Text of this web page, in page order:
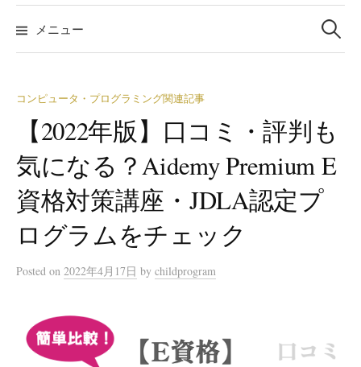
メニュー
検
索:
コンピュータ・プログラミング関連記事
【2022年版】口コミ・評判も
気になる？Aidemy Premium E
資格対策講座・JDLA認定プ
ログラムをチェック
Posted on 2022年4月17日 by childprogram